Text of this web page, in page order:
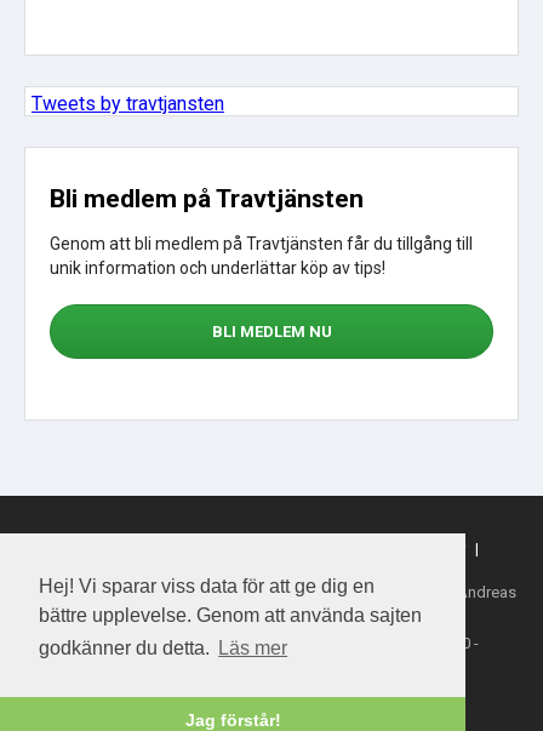
Hej! Vi sparar viss data för att ge dig en
bättre upplevelse. Genom att använda sajten
godkänner du detta.
Läs mer
Jag förstår!
Tweets by travtjansten
Bli medlem på Travtjänsten
Genom att bli medlem på Travtjänsten får du tillgång till
unik information och underlättar köp av tips!
BLI MEDLEM NU
|
Tillhandahållare: Daytime Media House AB, Ansvarig utgivare: Andreas
Henriksson
Copyright 2026 Daytime Media House AB 556763-4828
Spel från ATG - Åldersgräns 18 år - Stödlinjen 020-81 91 00 -
Spelalagom.se